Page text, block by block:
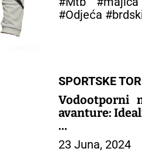
#Odjeća
SPORTSKE
Vodootporni
avanture:
– SPORTSKE
23 Juna, 2024